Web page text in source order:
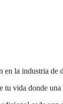
en la industria
tu vida donde